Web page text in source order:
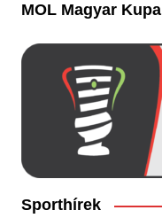
MOL Magyar Kupa
Sporthírek